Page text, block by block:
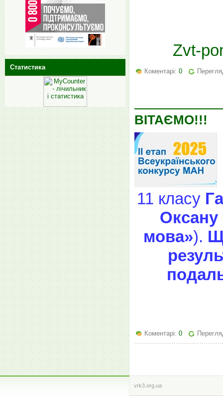
Zvt-
Коментарі: 0
ВІТАЄМО!!!
11 класу
Оксану
мова»).
Коментарі: 0
Статистика
vrk3.org.ua